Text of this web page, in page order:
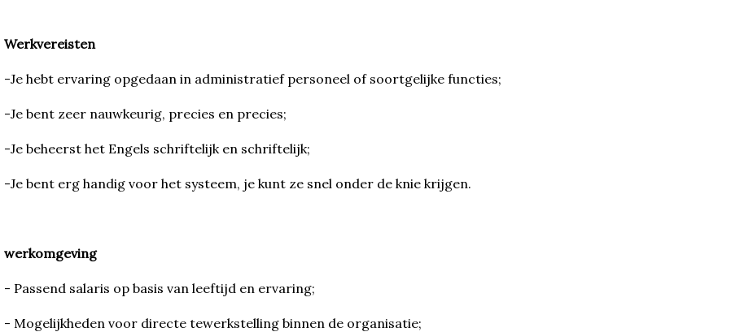
Werkvereisten
-Je hebt ervaring opgedaan in administratief personeel of soortgelijke functies;
-Je bent zeer nauwkeurig, precies en precies;
-Je beheerst het Engels schriftelijk en schriftelijk;
-Je bent erg handig voor het systeem, je kunt ze snel onder de knie krijgen.
werkomgeving
- Passend salaris op basis van leeftijd en ervaring;
- Mogelijkheden voor directe tewerkstelling binnen de organisatie;